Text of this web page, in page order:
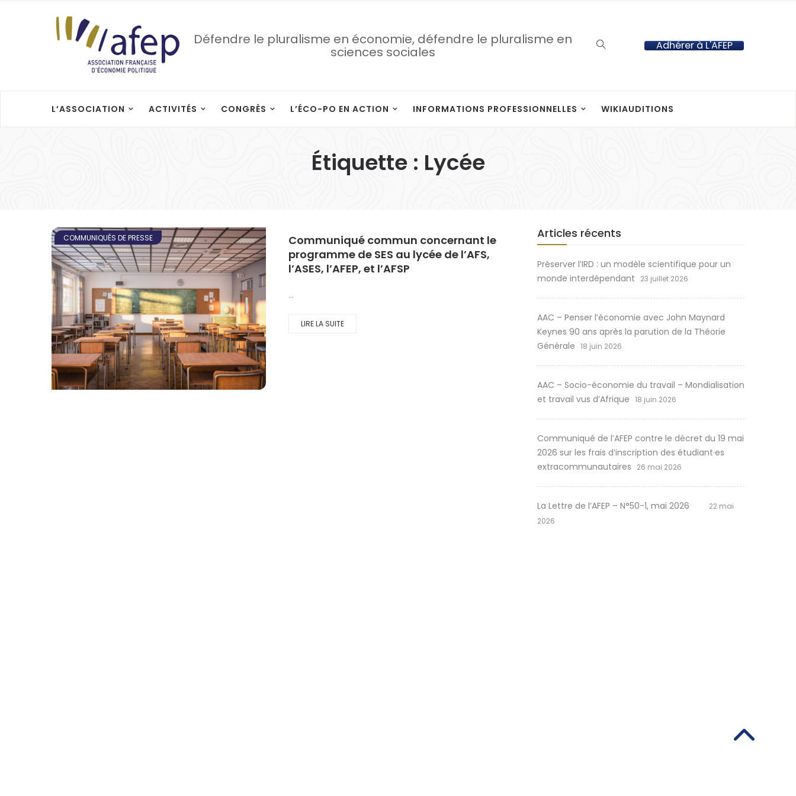
Défendre le pluralisme en économie, défendre le pluralisme en
sciences sociales Adhérer à L'AFEP
L’ASSOCIATION ACTIVITÉS CONGRÈS L’ÉCO-PO EN ACTION INFORMATIONS PROFESSIONNELLES WIKIAUDITIONS
Étiquette : Lycée
COMMUNIQUÉS DE PRESSE
Communiqué commun concernant le
programme de SES au lycée de l’AFS,
l’ASES, l’AFEP, et l’AFSP
…
LIRE LA SUITE
Articles récents
Préserver l’IRD : un modèle scientifique pour un
monde interdépendant
23 juillet 2026
AAC – Penser l’économie avec John Maynard
Keynes 90 ans après la parution de la Théorie
Générale 18 juin 2026
AAC – Socio-économie du travail – Mondialisation
et travail vus d’Afrique 18 juin 2026
Communiqué de l’AFEP contre le décret du 19 mai
2026 sur les frais d’inscription des étudiant·es
extracommunautaires
26 mai 2026
La Lettre de l’AFEP – N°50-1, mai 2026
22 mai
2026